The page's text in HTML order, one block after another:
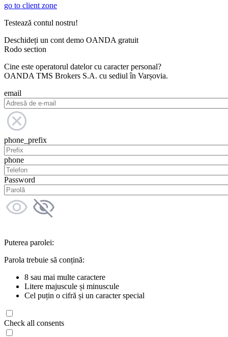
go to client zone
Testează contul nostru!
Deschideți un cont demo OANDA gratuit
Rodo section
Cine este operatorul datelor cu caracter personal?
OANDA TMS Brokers S.A. cu sediul în Varșovia.
email
phone_prefix
phone
Password
Puterea parolei:
Parola trebuie să conțină:
8 sau mai multe caractere
Litere majuscule și minuscule
Cel puțin o cifră și un caracter special
Check all consents